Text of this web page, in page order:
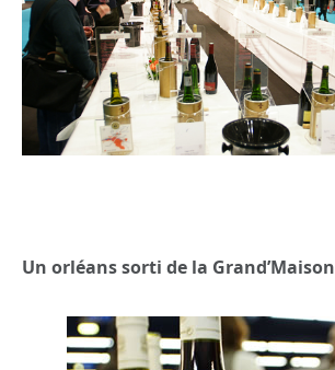
Un orléans sorti de la Grand’Maison